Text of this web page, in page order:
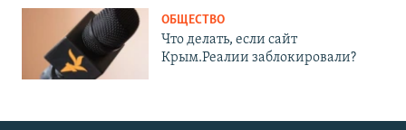
ОБЩЕСТВО
Что делать, если сайт
Крым.Реалии заблокировали?